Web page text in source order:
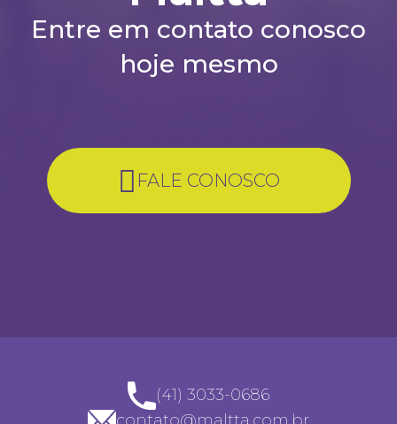
Entre em contato conosco
hoje mesmo
FALE CONOSCO
(41) 3033-0686